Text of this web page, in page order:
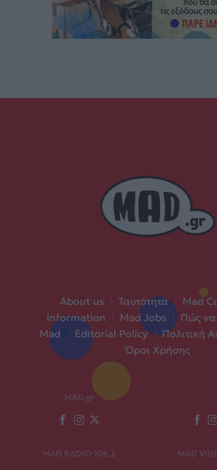
About us Ταυτότητα
Mad
Information
Mad Jobs
Πώς να
Mad
Editorial Policy | Πολιτική
Όροι Χρήσης
MAD.gr
MAD RADIO 106,2 MAD